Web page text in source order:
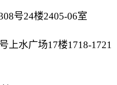
号24楼2405-06室
上水广场17楼1718-1721